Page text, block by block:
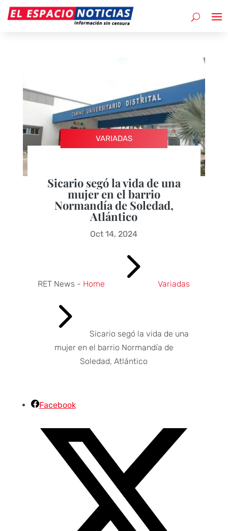
VARIADAS
Sicario segó la vida de una
mujer en el barrio
Normandía de Soledad,
Atlántico
Oct 14, 2024
RET News - Home 5 Variadas
5
Sicario segó la vida de una
mujer en el barrio Normandía de
Soledad, Atlántico
Facebook